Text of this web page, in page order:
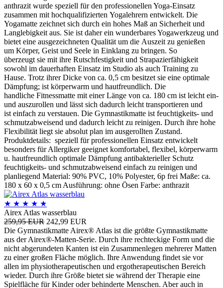
anthrazit wurde speziell für den professionellen Yoga-Einsatz
zusammen mit hochqualifizierten Yogalehrern entwickelt. Die
Yogamatte zeichnet sich durch ein hohes Maß an Sicherheit und
Langlebigkeit aus. Sie ist daher ein wunderbares Yogawerkzeug und
bietet eine ausgezeichneten Qualität um die Auszeit zu genießen
um Körper, Geist und Seele in Einklang zu bringen. So
überzeugt sie mit ihre Rutschfestigkeit und Strapazierfähigkeit
sowohl im dauerhaften Einsatz im Studio als auch Training zu
Hause. Trotz ihrer Dicke von ca. 0,5 cm besitzet sie eine optimale
Dämpfung; ist körperwarm und hautfreundlich. Die
handliche Fitnessmatte mit einer Länge von ca. 180 cm ist leicht ein-
und auszurollen und lässt sich dadurch leicht transportieren und
ist einfach zu verstauen. Die Gymnastikmatte ist feuchtigkeits- und
schmutzabweisend und dadurch leicht zu reinigen. Durch ihre hohe
Flexibilität liegt sie absolut plan im ausgerollten Zustand.
Produktdetails: speziell für professionellen Einsatz entwickelt
besonders für Allergiker geeignet komfortabel, flexibel, körperwarm
u. hautfreundlich optimale Dämpfung antibakterieller Schutz
feuchtigkeits- und schmutzabweisend einfach zu reinigen und
planliegend Material: 90% PVC, 10% Polyester, 6p frei Maße: ca.
180 x 60 x 0,5 cm Ausführung: ohne Ösen Farbe: anthrazit
★ ★ ★ ★ ★
Airex Atlas wasserblau
259,95 EUR 242,99 EUR
Die Gymnastikmatte Airex® Atlas ist die größte Gymnastikmatte
aus der Airex®-Matten-Serie. Durch ihre rechteckige Form und die
nicht abgerundeten Kanten ist ein Zusammenlegen mehrerer Matten
zu einer großen Fläche möglich. Ihre Anwendung findet sie vor
allen im physiotherapeutischen und ergotherapeutischen Bereich
wieder. Durch ihre Größe bietet sie während der Therapie eine
Spielfläche für Kinder oder behinderte Menschen. Aber auch in